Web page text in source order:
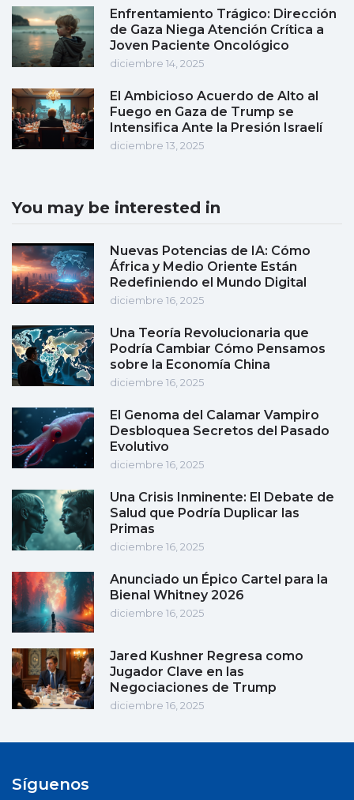
Enfrentamiento Trágico: Dirección
de Gaza Niega Atención Crítica a
Joven Paciente Oncológico
diciembre 14, 2025
El Ambicioso Acuerdo de Alto al
Fuego en Gaza de Trump se
Intensifica Ante la Presión Israelí
diciembre 13, 2025
You may be interested in
Nuevas Potencias de IA: Cómo
África y Medio Oriente Están
Redefiniendo el Mundo Digital
diciembre 16, 2025
Una Teoría Revolucionaria que
Podría Cambiar Cómo Pensamos
sobre la Economía China
diciembre 16, 2025
El Genoma del Calamar Vampiro
Desbloquea Secretos del Pasado
Evolutivo
diciembre 16, 2025
Una Crisis Inminente: El Debate de
Salud que Podría Duplicar las
Primas
diciembre 16, 2025
Anunciado un Épico Cartel para la
Bienal Whitney 2026
diciembre 16, 2025
Jared Kushner Regresa como
Jugador Clave en las
Negociaciones de Trump
diciembre 16, 2025
Síguenos